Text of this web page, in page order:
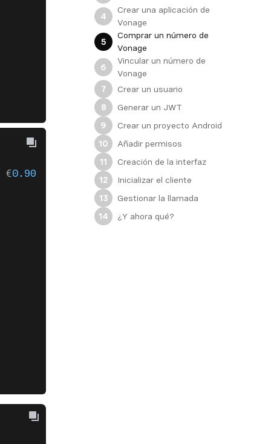
€0.90
4
Crear una aplicación de
Vonage
5
Comprar un número de
Vonage
6
Vincular un número de
Vonage
7
Crear un usuario
8
Generar un JWT
9
Crear un proyecto Android
10
Añadir permisos
11
Creación de la interfaz
12
Inicializar el cliente
13
Gestionar la llamada
14
¿Y ahora qué?